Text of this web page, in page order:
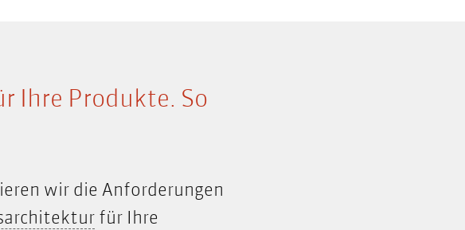
Ihre Produkte. So
wir die Anforderungen
Informationsarchitektur
für Ihre